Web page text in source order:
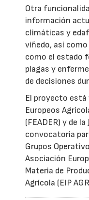
Otra
información
climáticas y
viñedo, así
como el estado
plagas y
de decisiones
El proyecto está
Europeos
(FEADER) y de
convocatoria
Grupos
Asociación
Materia de
Agrícola (EIP